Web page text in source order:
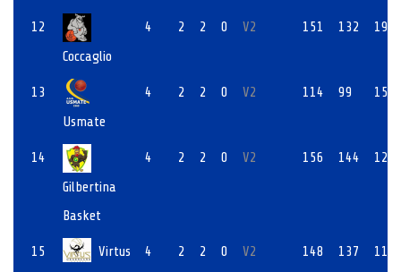
12
Coccaglio
4 2 2 0 V2 151 132 19
13
Usmate
4 2 2 0 V2 114 99 15
14
Gilbertina
Basket
4 2 2 0 V2 156 144 12
15
Virtus
4 2 2 0 V2 148 137 11